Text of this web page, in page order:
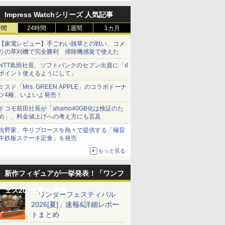
Impress Watchシリーズ 人気記事
24時間 1週間 1カ月
家電レビュー】手ごわい雑草との戦い、コメ
の草刈機で完全勝利 掃除機感覚で使えた
島田社長、ソフトバンクのセブン出資に「d
イント使えるようにして」
スド「Mrs. GREEN APPLE」のコラボドーナ
4種、いよいよ発売！
コモ前田社長が「ahamo40GB化は検証のた
」、料金値上げへの考え方にも言及
野家、牛リブロースを熱々で提供する「極旨
鉄板ステーキ定食」を発売
もっと見る
新作フィギュアが一挙発表！「ワンフ
ェス2026[夏]」特集「ワンダーフェスティバル
2026[夏]」速報&詳細レポー
トまとめ